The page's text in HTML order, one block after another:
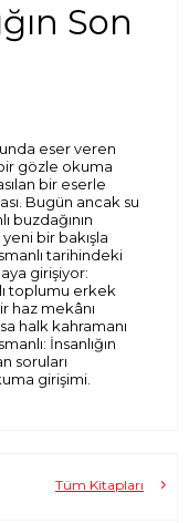
Son
eser veren
gözle okuma
bir eserle
Bugün ancak su
buzdağının
bir bakışla
tarihindeki
girişiyor:
toplumu erkek
haz mekânı
halk kahramanı
İnsanlığın
soruları
girişimi.
Tüm Kitapları